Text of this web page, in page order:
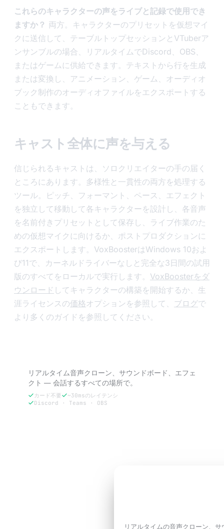
これらのキャラクターの声をライブと記録で使用でき
ますか？ 両方。キャラクターのプリセットを仮想マイ
クに送信して、テーブルトップセッションとVTuberア
ンサンブルの場合、リアルタイムでDiscord、OBS、
またはゲームに供給できます。テキストから行を生成
または変換し、アニメーション、ゲーム、オーディオ
ブック制作のオーディオファイルをエクスポートする
こともできます。
キャスト全体に声を与える
信じられるキャストは、ソロクリエイターの手の届く
ところにあります。多様性と一貫性の両方を処理する
ツール。ピッチ、フォーマント、ペース、エフェクト
を独立して移動して各キャラクターを設計し、各音声
を名前付きプリセットとして保存し、ライブ作業のた
めの仮想マイクに向けるか、ポストプロダクションに
エクスポートします。VoxBoosterはWindows 10およ
び11で、カーネルドライバーなしと完全な3日間の試用
版のすべてをローカルで実行します。 VoxBoosterをダ
ウンロード してキャラクターの構築を開始するか、生
涯ライセンスの価格オプションを参照して、 ブログで
より多くのガイドを参照してください。
リアルタイム音声クローン、サウンドボード、エフェ
クト — 会話するすべての場所で。
カード不要
~30msのレイテンシ
Discord · Teams · OBS
リアルタイムの音声クローン、